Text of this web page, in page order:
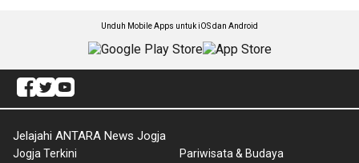
Unduh Mobile Apps untuk iOS dan Android
Jelajahi ANTARA News Jogja
Jogja Terkini
Pariwisata & Budaya